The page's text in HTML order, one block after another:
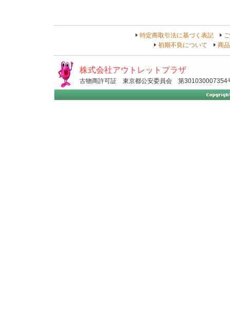
特定商取引法に基づく表記
初期不良について
商
株式会社アウトレットプラザ
古物商許可証 東京都公安委員会 第301030007354